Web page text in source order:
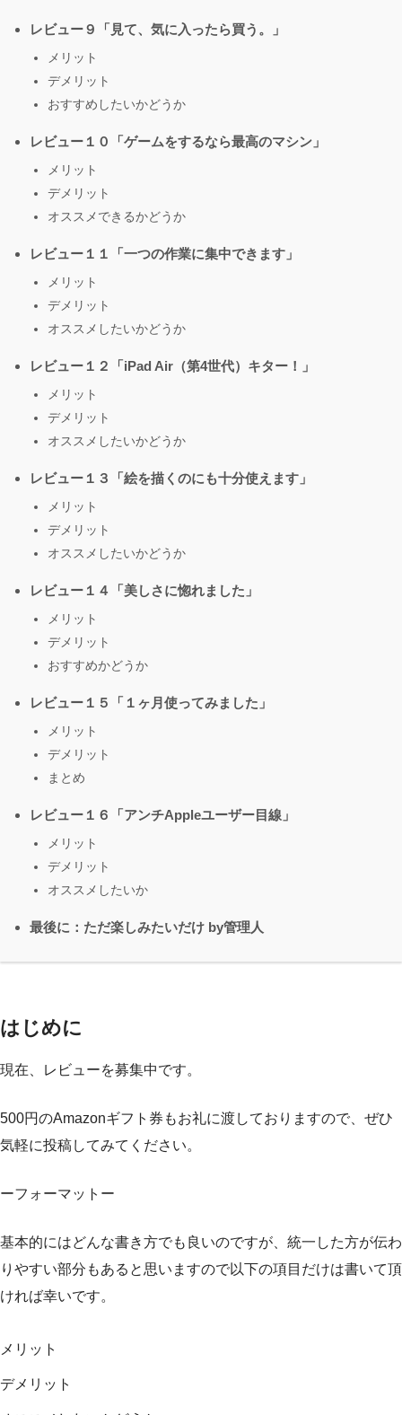
レビュー９「見て、気に入ったら買う。」
メリット
デメリット
おすすめしたいかどうか
レビュー１０「ゲームをするなら最高のマシン」
メリット
デメリット
オススメできるかどうか
レビュー１１「一つの作業に集中できます」
メリット
デメリット
オススメしたいかどうか
レビュー１２「iPad Air（第4世代）キター！」
メリット
デメリット
オススメしたいかどうか
レビュー１３「絵を描くのにも十分使えます」
メリット
デメリット
オススメしたいかどうか
レビュー１４「美しさに惚れました」
メリット
デメリット
おすすめかどうか
レビュー１５「１ヶ月使ってみました」
メリット
デメリット
まとめ
レビュー１６「アンチAppleユーザー目線」
メリット
デメリット
オススメしたいか
最後に：ただ楽しみたいだけ by管理人
はじめに
現在、レビューを募集中です。
500円のAmazonギフト券もお礼に渡しておりますので、ぜひ
気軽に投稿してみてください。
ーフォーマットー
基本的にはどんな書き方でも良いのですが、統一した方が伝わ
りやすい部分もあると思いますので以下の項目だけは書いて頂
ければ幸いです。
メリット
デメリット